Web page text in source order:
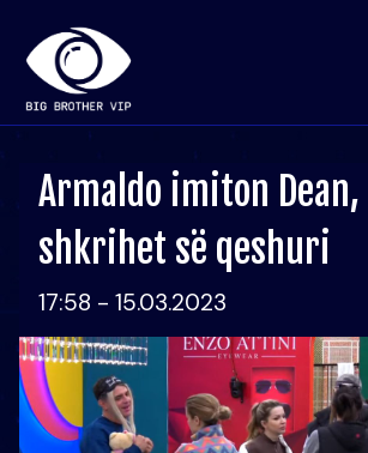
Armaldo imiton Dean,
shkrihet së qeshuri
17:58 - 15.03.2023